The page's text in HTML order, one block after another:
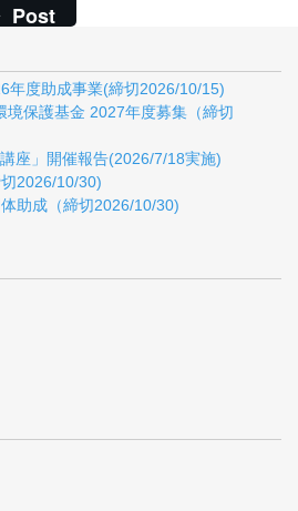
Post
年度助成事業(締切2026/10/15)
境保護基金 2027年度募集（締切
座」開催報告(2026/7/18実施)
2026/10/30)
助成（締切2026/10/30)